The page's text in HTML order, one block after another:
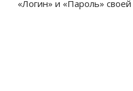
«Логин» и «Пароль»